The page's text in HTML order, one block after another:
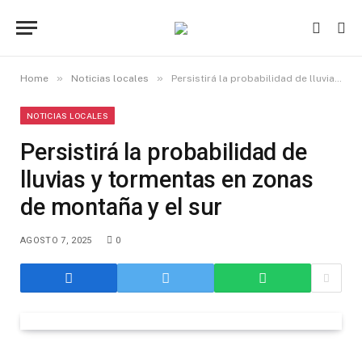
Home » Noticias locales » Persistirá la probabilidad de lluvias y tormentas en zonas de montaña y el sur
NOTICIAS LOCALES
Persistirá la probabilidad de
lluvias y tormentas en zonas
de montaña y el sur
AGOSTO 7, 2025 0